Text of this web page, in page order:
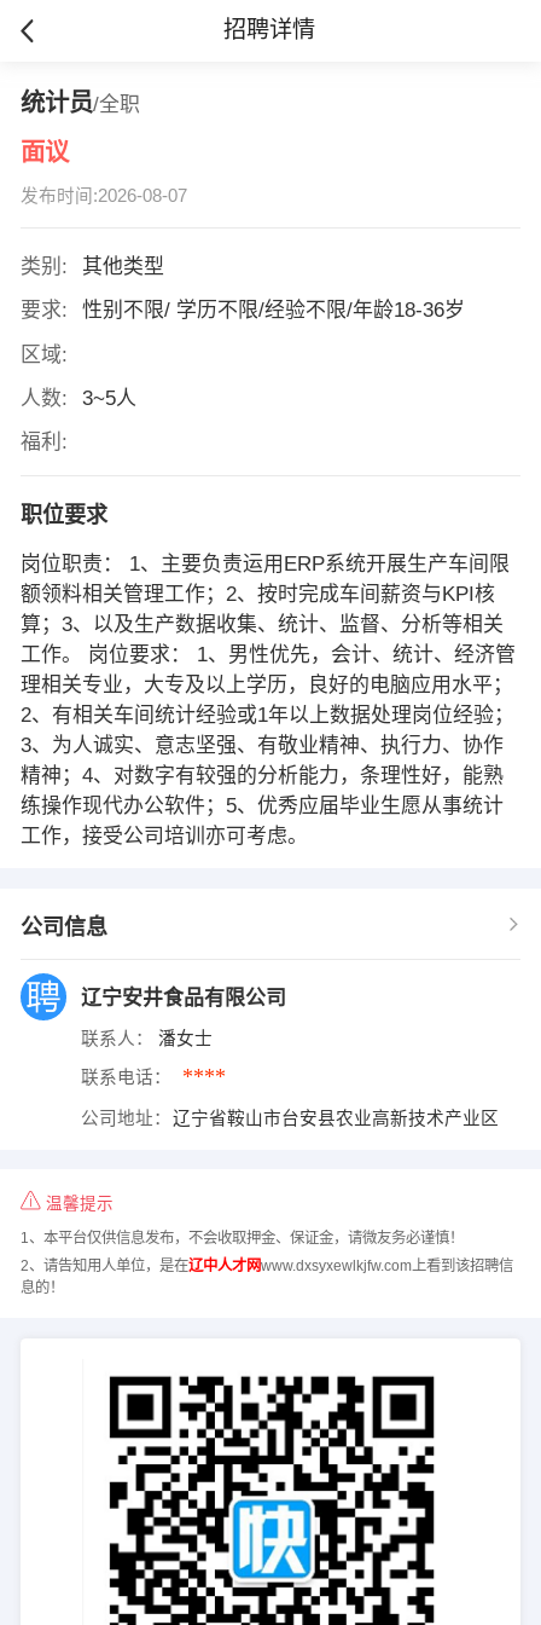
招聘详情
统计员/全职
面议
发布时间:2026-08-07
类别:
其他类型
要求:
性别不限/ 学历不限/经验不限/年龄18-36岁
区域:
人数:
3~5人
福利:
职位要求
岗位职责： 1、主要负责运用ERP系统开展生产车间限
额领料相关管理工作；2、按时完成车间薪资与KPI核
算；3、以及生产数据收集、统计、监督、分析等相关
工作。 岗位要求： 1、男性优先，会计、统计、经济管
理相关专业，大专及以上学历，良好的电脑应用水平；
2、有相关车间统计经验或1年以上数据处理岗位经验；
3、为人诚实、意志坚强、有敬业精神、执行力、协作
精神；4、对数字有较强的分析能力，条理性好，能熟
练操作现代办公软件；5、优秀应届毕业生愿从事统计
工作，接受公司培训亦可考虑。
公司信息
辽宁安井食品有限公司
联系人： 潘女士
联系电话： ****
公司地址： 辽宁省鞍山市台安县农业高新技术产业区
温馨提示
1、本平台仅供信息发布，不会收取押金、保证金，请微友务必谨慎！
2、请告知用人单位，是在辽中人才网www.dxsyxewlkjfw.com上看到该招聘信
息的！